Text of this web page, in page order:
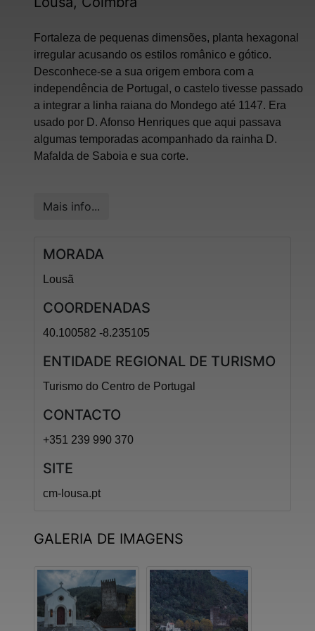
Fortaleza de pequenas dimensões, planta hexagonal
irregular acusando os estilos românico e gótico.
Desconhece-se a sua origem embora com a
independência de Portugal, o castelo tivesse passado
a integrar a linha raiana do Mondego até 1147. Era
usado por D. Afonso Henriques que aqui passava
algumas temporadas acompanhado da rainha D.
Mafalda de Saboia e sua corte.
Mais info...
MORADA
Lousã
COORDENADAS
40.100582 -8.235105
ENTIDADE REGIONAL DE TURISMO
Turismo do Centro de Portugal
CONTACTO
+351 239 990 370
SITE
cm-lousa.pt
GALERIA DE IMAGENS